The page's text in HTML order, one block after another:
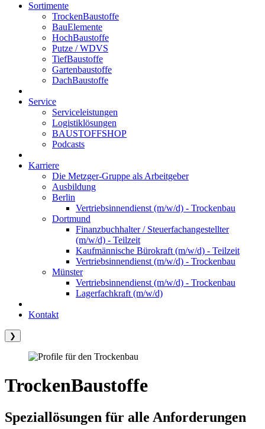
Sortimente
TrockenBaustoffe
BauElemente
HochBaustoffe
Putze / WDVS
TiefBaustoffe
Gartenbaustoffe
DachBaustoffe
Service
Serviceleistungen
Logistiklösungen
BAUSTOFFSHOP
Podcasts
Karriere
Die Metzger-Gruppe als Arbeitgeber
Ausbildung
Berlin
Vertriebsinnendienst (m/w/d) - Trockenbau
Dortmund
Finanzbuchhalter / Steuerfachangestellter
(m/w/d) - Teilzeit
Kaufmännische Bürokraft (m/w/d) - Teilzeit
Vertriebsinnendienst (m/w/d) - Trockenbau
Münster
Vertriebsinnendienst (m/w/d) - Trockenbau
Lagerfachkraft (m/w/d)
Kontakt
❯
TrockenBaustoffe
Speziallösungen für alle Anforderungen